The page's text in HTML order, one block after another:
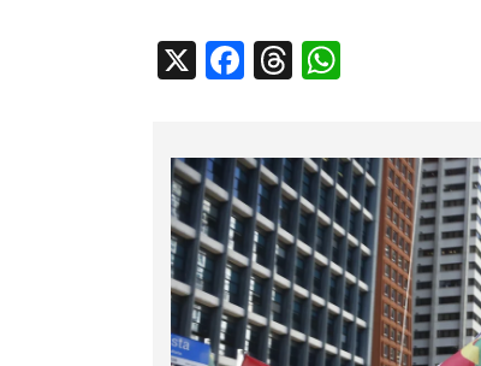
X Facebook
Threads